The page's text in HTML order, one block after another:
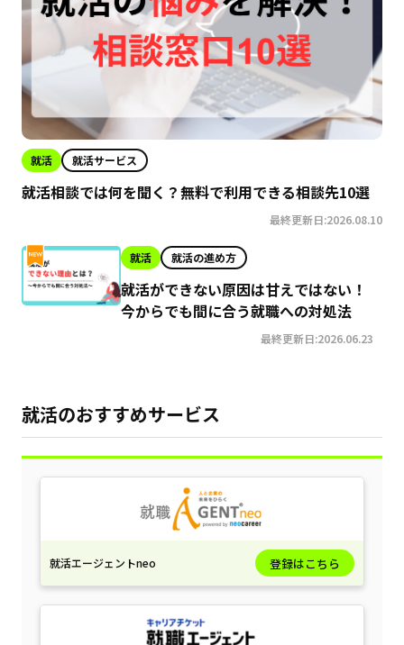
就活 就活サービス
就活相談では何を聞く？無料で利用できる相談先10選
最終更新日:2026.08.10
就活 就活の進め方
就活ができない原因は甘えではない！
今からでも間に合う就職への対処法
最終更新日:2026.06.23
就活のおすすめサービス
就活エージェントneo 登録はこちら